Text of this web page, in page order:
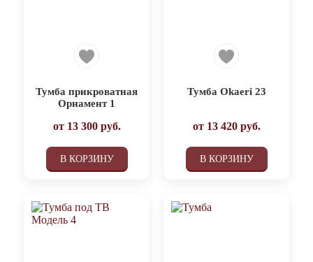
Тумба прикроватная
Орнамент 1
от 13 300руб.
В КОРЗИНУ
Тумба Okaeri 23
от 13 420руб.
В КОРЗИНУ